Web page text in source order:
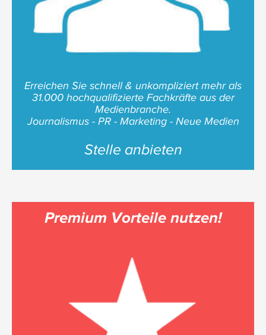
Erreichen Sie schnell & unkompliziert mehr als
31.000 hochqualifizierte Fachkräfte aus der
Medienbranche.
Journalismus - PR - Marketing - Neue Medien
Stelle anbieten
Premium Vorteile nutzen!